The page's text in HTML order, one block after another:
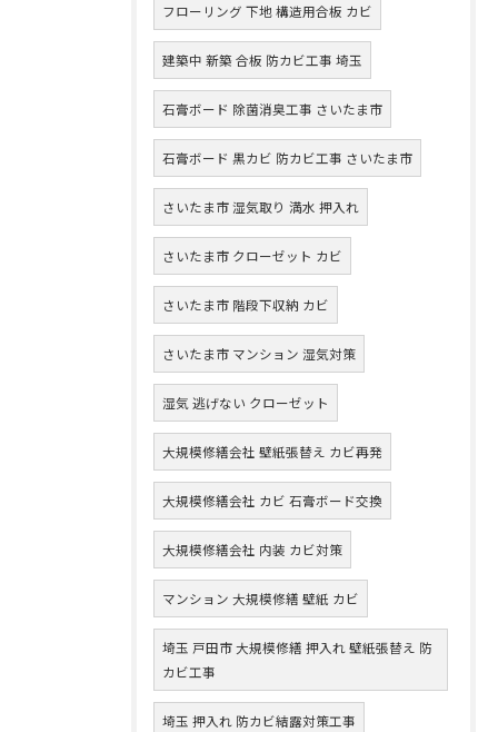
フローリング 下地 構造用合板 カビ
建築中 新築 合板 防カビ工事 埼玉
石膏ボード 除菌消臭工事 さいたま市
石膏ボード 黒カビ 防カビ工事 さいたま市
さいたま市 湿気取り 満水 押入れ
さいたま市 クローゼット カビ
さいたま市 階段下収納 カビ
さいたま市 マンション 湿気対策
湿気 逃げない クローゼット
大規模修繕会社 壁紙張替え カビ再発
大規模修繕会社 カビ 石膏ボード交換
大規模修繕会社 内装 カビ対策
マンション 大規模修繕 壁紙 カビ
埼玉 戸田市 大規模修繕 押入れ 壁紙張替え 防
カビ工事
埼玉 押入れ 防カビ結露対策工事